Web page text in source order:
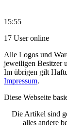
15:55
17 User online
Alle Logos und
jeweiligen Besitzer
Im übrigen gilt
Impressum.
Diese Webseite
Die Artikel sind
alles andere